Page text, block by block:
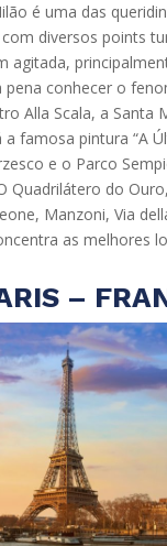
é uma das
com diversos points
agitada,
pena conhecer o
Alla Scala, a Santa
famosa pintura “A
e o Parco
Quadrilátero do
Manzoni, Via
as melhores
–